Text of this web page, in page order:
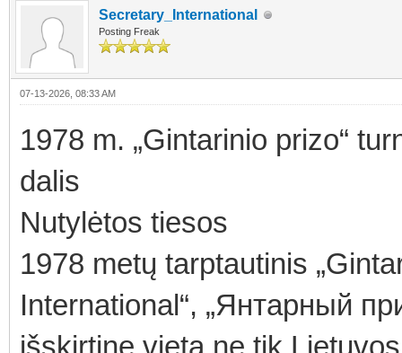
Secretary_International
Posting Freak
07-13-2026, 08:33 AM
1978 m. „Gintarinio prizo“
dalis
Nutylėtos tiesos
1978 metų tarptautinis
International“, „Янтарный
išskirtinę vietą ne tik